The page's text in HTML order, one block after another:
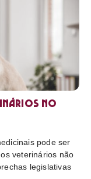
no
pode ser
veterinários não
legislativas